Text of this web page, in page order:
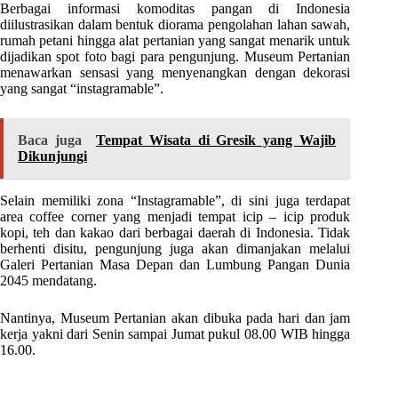
Berbagai informasi komoditas pangan di Indonesia
diilustrasikan dalam bentuk diorama pengolahan lahan sawah,
rumah petani hingga alat pertanian yang sangat menarik untuk
dijadikan spot foto bagi para pengunjung. Museum Pertanian
menawarkan sensasi yang menyenangkan dengan dekorasi
yang sangat “instagramable”.
Baca juga
Tempat Wisata di Gresik yang Wajib
Dikunjungi
Selain memiliki zona “Instagramable”, di sini juga terdapat
area coffee corner yang menjadi tempat icip – icip produk
kopi, teh dan kakao dari berbagai daerah di Indonesia. Tidak
berhenti disitu, pengunjung juga akan dimanjakan melalui
Galeri Pertanian Masa Depan dan Lumbung Pangan Dunia
2045 mendatang.
Nantinya, Museum Pertanian akan dibuka pada hari dan jam
kerja yakni dari Senin sampai Jumat pukul 08.00 WIB hingga
16.00.